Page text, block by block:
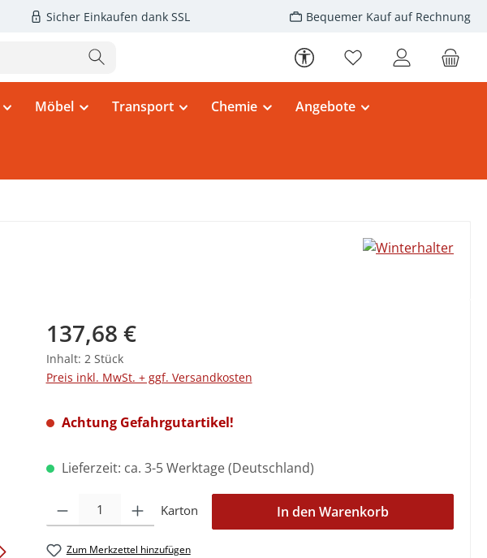
Sicher Einkaufen dank SSL Bequemer Kauf auf Rechnung
Werkzeugleiste anzeigen
Du hast 0 Produkte
Möbel Transport Chemie Angebote
Regulärer Preis:
137,68 €
Inhalt: 2 Stück
Preis inkl. MwSt. + ggf. Versandkosten
Achtung Gefahrgutartikel!
Lieferzeit: ca. 3-5 Werktage (Deutschland)
Produkt Anzahl: Gib den gewünschten Wert ein oder benutze die
Karton In den Warenkorb
Zum Merkzettel hinzufügen